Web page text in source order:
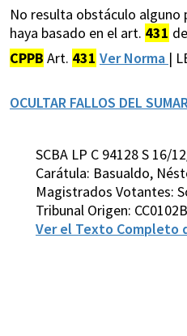
No resulta obstáculo alguno
haya basado en el art. 431
CPPB Art. 431 Ver Norma |
OCULTAR FALLOS DEL
SCBA LP C 94128 S 16/
Carátula: Basualdo,
Magistrados Votantes:
Tribunal Origen:
Ver el Texto Completo